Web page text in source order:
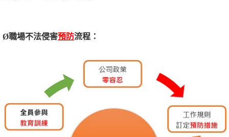
Ø職場不法侵害預防流程：